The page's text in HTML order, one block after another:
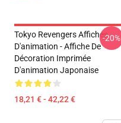
Tokyo Revengers Affiches
D'animation - Affiche De
Décoration Imprimée
D'animation Japonaise
18,21 € - 42,22 €
-20%